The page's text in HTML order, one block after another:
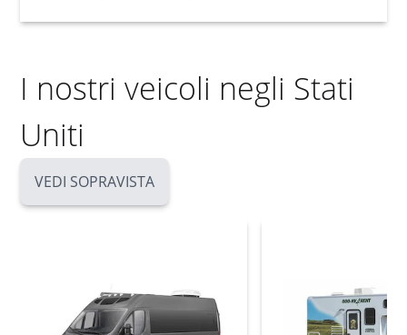
I nostri veicoli negli Stati
Uniti
VEDI SOPRAVISTA